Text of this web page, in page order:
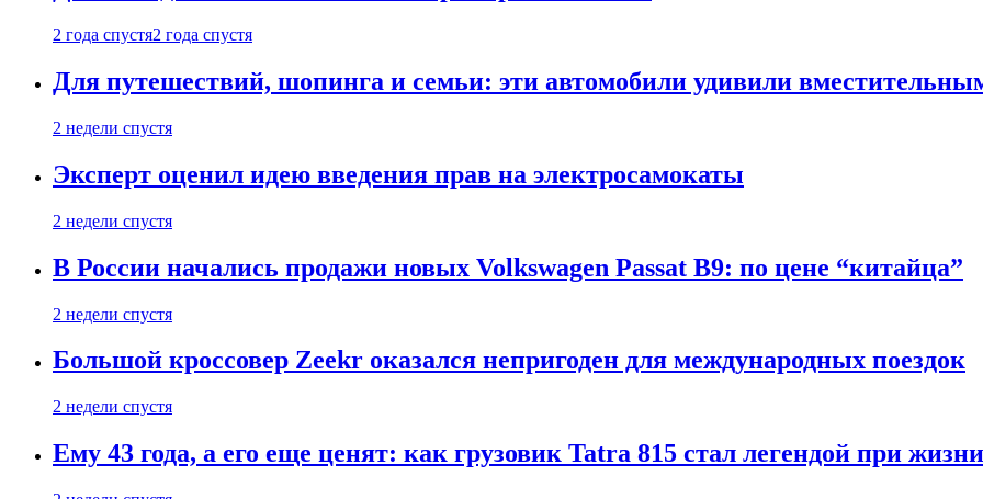
2 года спустя2 года спустя
Для путешествий, шопинга и семьи: эти автомобили удивили
2 недели спустя
Эксперт оценил идею введения прав на электросамокаты
2 недели спустя
В России начались продажи новых Volkswagen Passat B9: по цене “китайца”
2 недели спустя
Большой кроссовер Zeekr оказался непригоден для международных поездок
2 недели спустя
Ему 43 года, а его еще ценят: как грузовик Tatra 815 стал легендой при жизни